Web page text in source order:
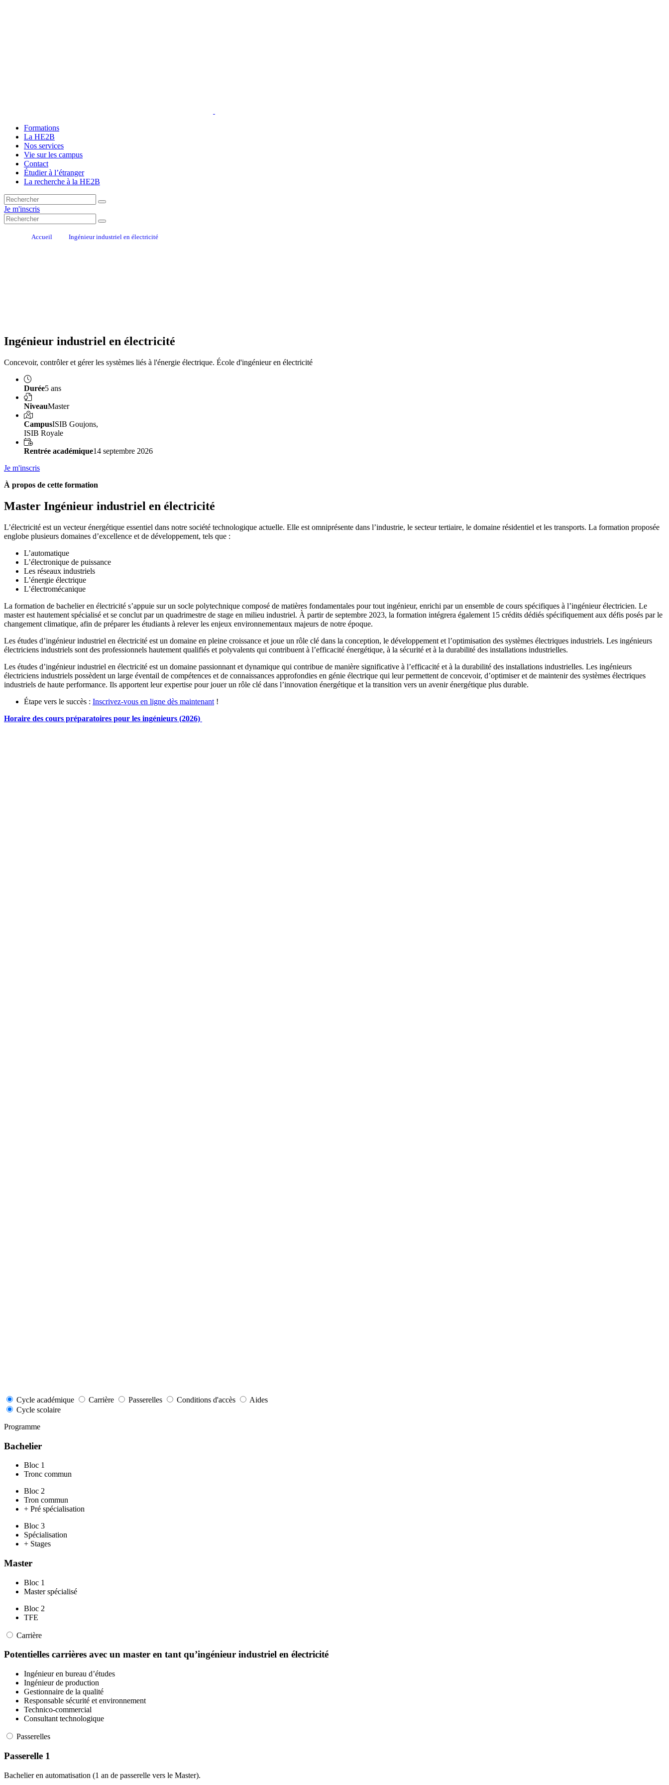
Formations
La HE2B
Nos services
Vie sur les campus
Contact
Étudier à l’étranger
La recherche à la HE2B
Je m'inscris
Accueil Ingénieur industriel en électricité
Ingénieur industriel en électricité
Concevoir, contrôler et gérer les systèmes liés à l'énergie électrique. École d'ingénieur en électricité
Durée5 ans
NiveauMaster
CampusISIB Goujons,
ISIB Royale
Rentrée académique14 septembre 2026
Je m'inscris
À propos de cette formation
Master Ingénieur industriel en électricité
L’électricité est un vecteur énergétique essentiel dans notre société technologique actuelle. Elle est omniprésente dans l’industrie, le secteur tertiaire, le domaine résidentiel et les transports. La formation proposée
englobe plusieurs domaines d’excellence et de développement, tels que :
L’automatique
L’électronique de puissance
Les réseaux industriels
L’énergie électrique
L’électromécanique
La formation de bachelier en électricité s’appuie sur un socle polytechnique composé de matières fondamentales pour tout ingénieur, enrichi par un ensemble de cours spécifiques à l’ingénieur électricien. Le
master est hautement spécialisé et se conclut par un quadrimestre de stage en milieu industriel. À partir de septembre 2023, la formation intégrera également 15 crédits dédiés spécifiquement aux défis posés par le
changement climatique, afin de préparer les étudiants à relever les enjeux environnementaux majeurs de notre époque.
Les études d’ingénieur industriel en électricité est un domaine en pleine croissance et joue un rôle clé dans la conception, le développement et l’optimisation des systèmes électriques industriels. Les ingénieurs
électriciens industriels sont des professionnels hautement qualifiés et polyvalents qui contribuent à l’efficacité énergétique, à la sécurité et à la durabilité des installations industrielles.
Les études d’ingénieur industriel en électricité est un domaine passionnant et dynamique qui contribue de manière significative à l’efficacité et à la durabilité des installations industrielles. Les ingénieurs
électriciens industriels possèdent un large éventail de compétences et de connaissances approfondies en génie électrique qui leur permettent de concevoir, d’optimiser et de maintenir des systèmes électriques
industriels de haute performance. Ils apportent leur expertise pour jouer un rôle clé dans l’innovation énergétique et la transition vers un avenir énergétique plus durable.
Étape vers le succès : Inscrivez-vous en ligne dès maintenant !
Horaire des cours préparatoires pour les ingénieurs (2026)
Cycle académique Carrière Passerelles Conditions d'accès
Aides
Cycle scolaire
Programme
Bachelier
Bloc 1
Tronc commun
Bloc 2
Tron commun
+ Pré spécialisation
Bloc 3
Spécialisation
+ Stages
Master
Bloc 1
Master spécialisé
Bloc 2
TFE
Carrière
Potentielles carrières avec un master en tant qu’ingénieur industriel en électricité
Ingénieur en bureau d’études
Ingénieur de production
Gestionnaire de la qualité
Responsable sécurité et environnement
Technico-commercial
Consultant technologique
Passerelles
Passerelle 1
Bachelier en automatisation (1 an de passerelle vers le Master).